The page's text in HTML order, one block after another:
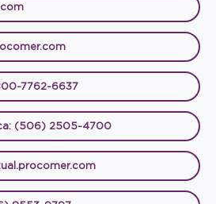
7762-6637
(506) 2505-4700